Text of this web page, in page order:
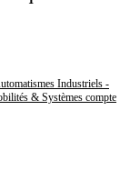
Industriels -
& Systèmes compte